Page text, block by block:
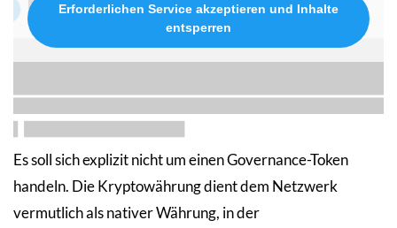
Erforderlichen Service akzeptieren und Inhalte
entsperren
Es soll sich explizit nicht um einen Governance-Token
handeln. Die Kryptowährung dient dem Netzwerk
vermutlich als nativer Währung, in der